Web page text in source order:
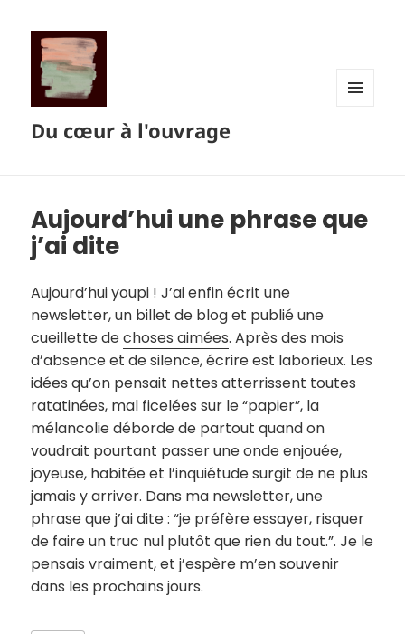
Du cœur à l'ouvrage
Aujourd’hui une phrase que
j’ai dite
Aujourd’hui youpi ! J’ai enfin écrit une
newsletter, un billet de blog et publié une
cueillette dechoses aimées. Après des mois
d’absence et de silence, écrire est laborieux. Les
idées qu’on pensait nettes atterrissent toutes
ratatinées, mal ficelées sur le “papier”, la
mélancolie déborde de partout quand on
voudrait pourtant passer une onde enjouée,
joyeuse, habitée et l’inquiétude surgit de ne plus
jamais y arriver. Dans ma newsletter, une
phrase que j’ai dite : “je préfère essayer, risquer
de faire un truc nul plutôt que rien du tout.”. Je le
pensais vraiment, et j’espère m’en souvenir
dans les prochains jours.